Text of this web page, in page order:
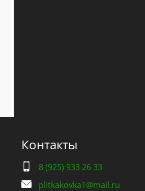
Контакты
8 (925) 933 26 33
plitkakovka1@mail.ru